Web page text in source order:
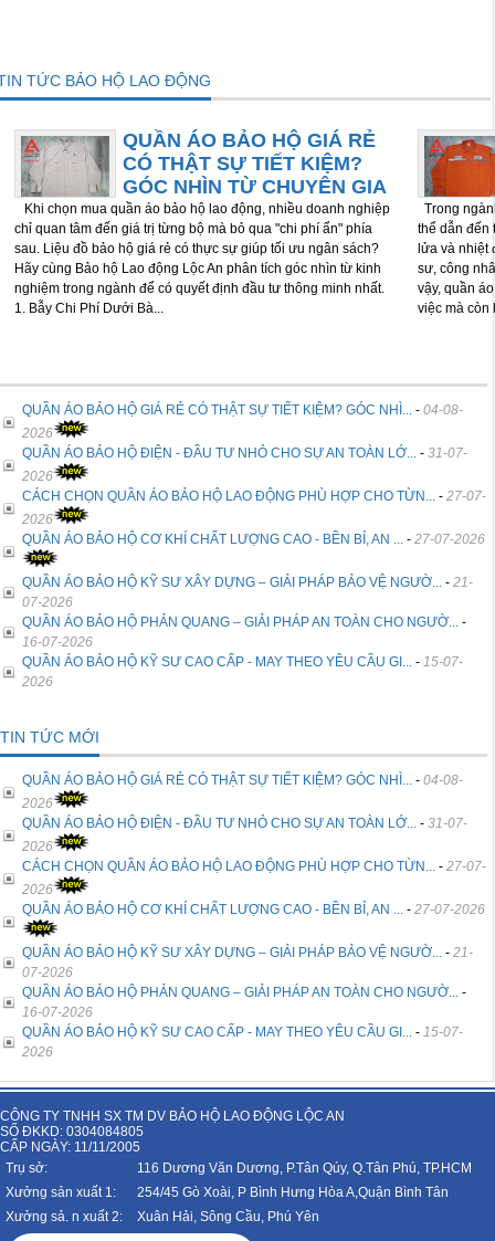
TỨC BẢO HỘ LAO ĐỘNG
QUẦN ÁO BẢO HỘ GIÁ RẺ
CÓ THẬT SỰ TIẾT KIỆM?
GÓC NHÌN TỪ CHUYÊN GIA
Khi chọn mua quần áo bảo hộ lao động, nhiều doanh nghiệp
chỉ quan tâm đến giá trị từng bộ mà bỏ qua "chi phí ẩn" phía
sau. Liệu đồ bảo hộ giá rẻ có thực sự giúp tối ưu ngân sách?
Hãy cùng Bảo hộ Lao động Lộc An phân tích góc nhìn từ kinh
nghiệm trong ngành để có quyết định đầu tư thông minh nhất.
1. Bẫy Chi Phí Dưới Bà...
Trong
thể dẫn đến
lửa và nhiệt
sư, công
vậy, quần
việc mà còn
QUẦN ÁO BẢO HỘ GIÁ RẺ CÓ THẬT SỰ TIẾT KIỆM? GÓC NHÌ... - 04-08-
2026
QUẦN ÁO BẢO HỘ ĐIỆN - ĐẦU TƯ NHỎ CHO SỰ AN TOÀN LỚ...
- 31-07-
2026
CÁCH CHỌN QUẦN ÁO BẢO HỘ LAO ĐỘNG PHÙ HỢP CHO TỪN...
- 27-07-
2026
QUẦN ÁO BẢO HỘ CƠ KHÍ CHẤT LƯỢNG CAO - BỀN BỈ, AN ...
- 27-07-2026
QUẦN ÁO BẢO HỘ KỸ SƯ XÂY DỰNG – GIẢI PHÁP BẢO VỆ NGƯỜ... - 21-
07-2026
QUẦN ÁO BẢO HỘ PHẢN QUANG – GIẢI PHÁP AN TOÀN CHO NGƯỜ...
-
16-07-2026
QUẦN ÁO BẢO HỘ KỸ SƯ CAO CẤP - MAY THEO YÊU CẦU GI...
- 15-07-
2026
TIN TỨC MỚI
QUẦN ÁO BẢO HỘ GIÁ RẺ CÓ THẬT SỰ TIẾT KIỆM? GÓC NHÌ... - 04-08-
2026
QUẦN ÁO BẢO HỘ ĐIỆN - ĐẦU TƯ NHỎ CHO SỰ AN TOÀN LỚ...
- 31-07-
2026
CÁCH CHỌN QUẦN ÁO BẢO HỘ LAO ĐỘNG PHÙ HỢP CHO TỪN...
- 27-07-
2026
QUẦN ÁO BẢO HỘ CƠ KHÍ CHẤT LƯỢNG CAO - BỀN BỈ, AN ...
- 27-07-2026
QUẦN ÁO BẢO HỘ KỸ SƯ XÂY DỰNG – GIẢI PHÁP BẢO VỆ NGƯỜ... - 21-
07-2026
QUẦN ÁO BẢO HỘ PHẢN QUANG – GIẢI PHÁP AN TOÀN CHO NGƯỜ...
-
16-07-2026
QUẦN ÁO BẢO HỘ KỸ SƯ CAO CẤP - MAY THEO YÊU CẦU GI...
- 15-07-
2026
CÔNG TY TNHH SX TM DV BẢO HỘ LAO ĐỘNG LỘC AN
SỐ ĐKKD: 0304084805
CẤP NGÀY: 11/11/2005
Trụ sở:
116 Dương Văn Dương, P.Tân Qúy, Q.Tân Phú, TP.HCM
Xưởng sản xuất 1:
254/45 Gò Xoài, P Bình Hưng Hòa A,Quận Bình Tân
Xưởng sả. n xuất 2:
Xuân Hải, Sông Cầu, Phú Yên